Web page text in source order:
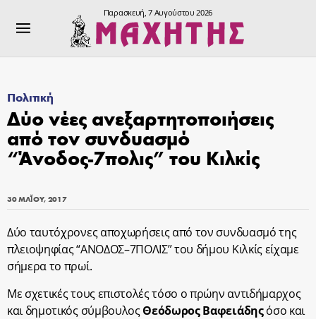
Παρασκευή, 7 Αυγούστου 2026
Πολιτική
Δύο νέες ανεξαρτητοποιήσεις
από τον συνδυασμό
“Άνοδος-7πολις” του Κιλκίς
30 ΜΑΪ́ΟΥ, 2017
Δύο ταυτόχρονες αποχωρήσεις από τον συνδυασμό της
πλειοψηφίας “ΑΝΟΔΟΣ–7ΠΟΛΙΣ” του δήμου Κιλκίς είχαμε
σήμερα το πρωί.
Με σχετικές τους επιστολές τόσο ο πρώην αντιδήμαρχος
και δημοτικός σύμβουλοςΘεόδωρος Βαφειάδηςόσο και